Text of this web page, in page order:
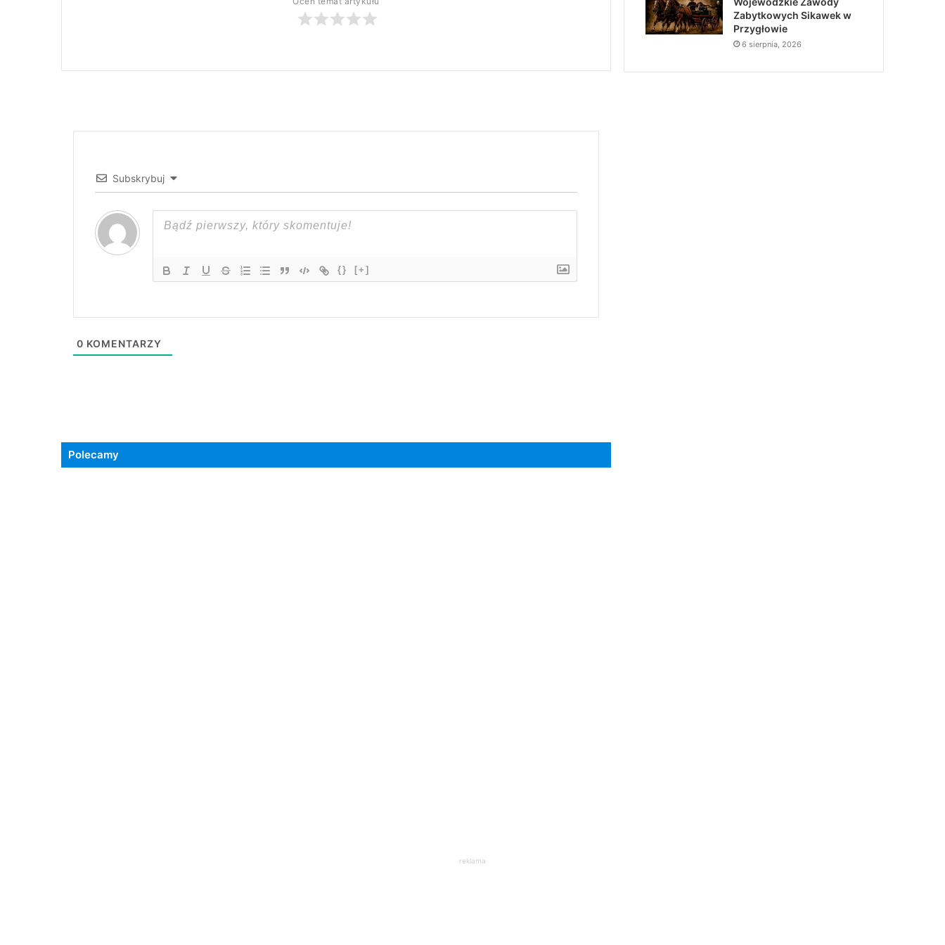
Subskrybuj
{} [+]
0 KOMENTARZY
Polecamy
Zabytkowych Sikawek w
Przygłowie
6 sierpnia, 2026
reklama